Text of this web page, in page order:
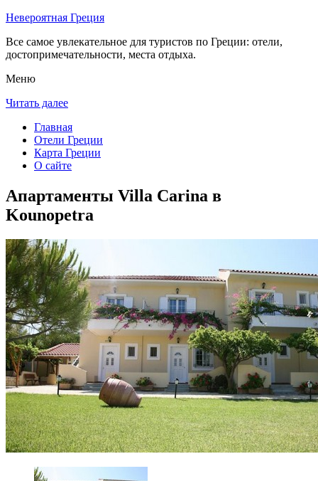
Невероятная Греция
Все самое увлекательное для туристов по Греции: отели,
достопримечательности, места отдыха.
Меню
Читать далее
Главная
Отели Греции
Карта Греции
О сайте
Апартаменты Villa Carina в
Kounopetra